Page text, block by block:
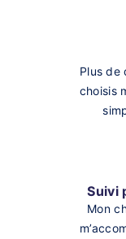
Plus de
choisis
Suivi
Mon